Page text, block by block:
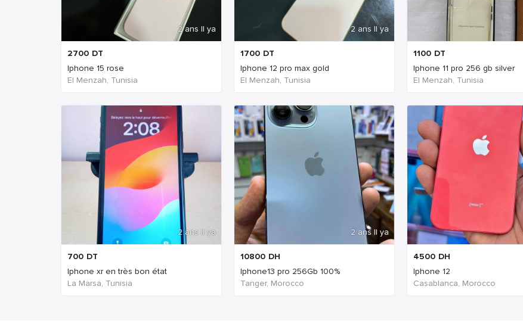
2 ans Il ya
2700 DT
Iphone 15 rose
El Menzah, Tunisia
2 ans Il ya
1700 DT
Iphone 12 pro max gold
El Menzah, Tunisia
1100 DT
Iphone 11 pro 256 gb silver
El Menzah, Tunisia
2 ans Il ya
700 DT
Iphone xr en très bon état
La Marsa, Tunisia
2 ans Il ya
10800 DH
Iphone13 pro 256Gb 100%
Tanger, Morocco
4500 DH
Iphone 12
Casablanca, Morocco